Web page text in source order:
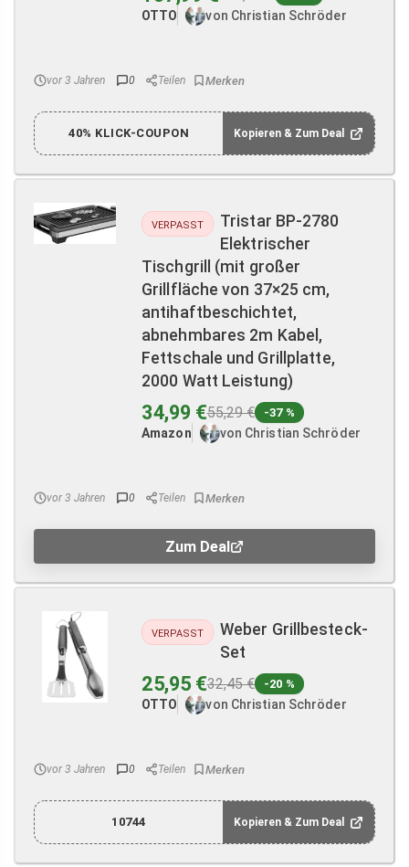
OTTO von Christian Schröder
vor 3 Jahren 0 Teilen
40% KLICK-COUPON Kopieren & Zum Deal
VERPASST
Tristar BP-2780
Elektrischer
Tischgrill (mit großer
Grillfläche von 37×25 cm,
antihaftbeschichtet,
abnehmbares 2m Kabel,
Fettschale und Grillplatte,
2000 Watt Leistung)
34,99 €55,29 € -37 %
Amazon von Christian Schröder
vor 3 Jahren 0 Teilen
Zum Deal
VERPASST
Weber Grillbesteck-
Set
25,95 €32,45 € -20 %
OTTO von Christian Schröder
vor 3 Jahren 0 Teilen
10744 Kopieren & Zum Deal